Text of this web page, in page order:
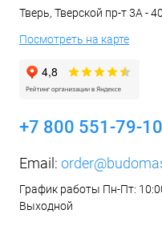
Тверь, Тверской пр-т 3А -
Посмотреть на карте
+7 800 551-79-10
Email:
График работы Пн-Пт:
Выходной